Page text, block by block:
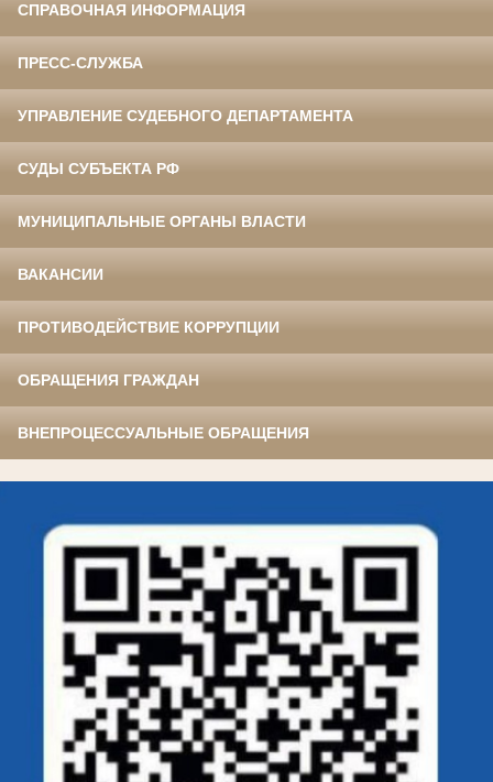
СПРАВОЧНАЯ ИНФОРМАЦИЯ
ПРЕСС-СЛУЖБА
УПРАВЛЕНИЕ СУДЕБНОГО ДЕПАРТАМЕНТА
СУДЫ СУБЪЕКТА РФ
МУНИЦИПАЛЬНЫЕ ОРГАНЫ ВЛАСТИ
ВАКАНСИИ
ПРОТИВОДЕЙСТВИЕ КОРРУПЦИИ
ОБРАЩЕНИЯ ГРАЖДАН
ВНЕПРОЦЕССУАЛЬНЫЕ ОБРАЩЕНИЯ